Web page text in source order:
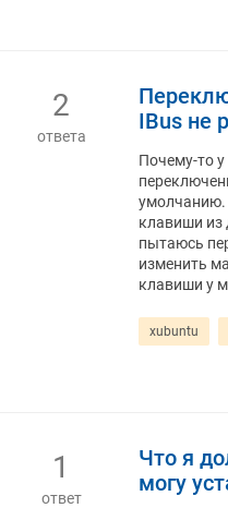
2
ответа
IBus не
Почему-то
умолчанию.
клавиши из
пытаюсь
изменить
клавиши у
xubuntu
1
ответ
Что я
могу